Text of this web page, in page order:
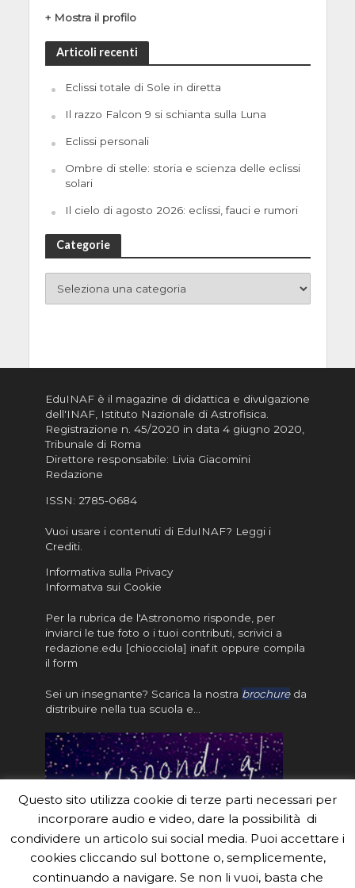
+ Mostra il profilo
Articoli recenti
Eclissi totale di Sole in diretta
Il razzo Falcon 9 si schianta sulla Luna
Eclissi personali
Ombre di stelle: storia e scienza delle eclissi
solari
Il cielo di agosto 2026: eclissi, fauci e rumori
Categorie
EduINAF è il magazine di didattica e divulgazione
dell'INAF, Istituto Nazionale di Astrofisica.
Registrazione n. 45/2020 in data 4 giugno 2020,
Tribunale di Roma
Direttore responsabile: Livia Giacomini
Redazione
ISSN: 2785-0684
Vuoi usare i contenuti di EduINAF? Leggi i
Crediti.
Informativa sulla Privacy
Informatva sui Cookie
Per la rubrica de l'Astronomo risponde, per
inviarci le tue foto o i tuoi contributi, scrivici a
redazione.edu [chiocciola] inaf.it oppure compila
il form
Sei un insegnante? Scarica la nostra brochureda
distribuire nella tua scuola e…
Questo sito utilizza cookie di terze parti necessari per
incorporare audio e video, dare la possibilità di
condividere un articolo sui social media. Puoi accettare i
cookies cliccando sul bottone o, semplicemente,
continuando a navigare. Se non li vuoi, basta che